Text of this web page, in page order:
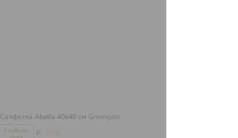
₽ -25%
Салфетка Abella 40х40 см Greengate